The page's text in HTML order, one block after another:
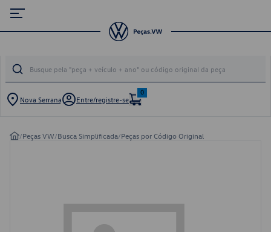
Nova Serrana Entre/registre-se
0
/Peças VW/Busca Simplificada/Peças por Código Original